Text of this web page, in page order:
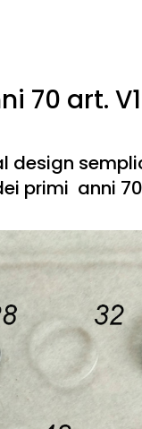
70 art.
design
primi anni